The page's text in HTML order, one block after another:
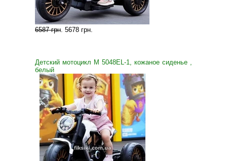
6587 грн. 5678 грн.
Детский мотоцикл M 5048EL-1, кожаное сиденье ,
белый